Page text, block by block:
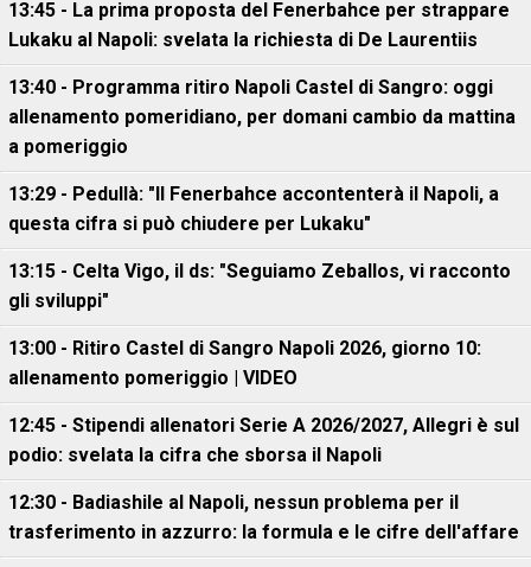
13:45 - La prima proposta del Fenerbahce per strappare
Lukaku al Napoli: svelata la richiesta di De Laurentiis
13:40 - Programma ritiro Napoli Castel di Sangro: oggi
allenamento pomeridiano, per domani cambio da mattina
a pomeriggio
13:29 - Pedullà: "Il Fenerbahce accontenterà il Napoli, a
questa cifra si può chiudere per Lukaku"
13:15 - Celta Vigo, il ds: "Seguiamo Zeballos, vi racconto
gli sviluppi"
13:00 - Ritiro Castel di Sangro Napoli 2026, giorno 10:
allenamento pomeriggio | VIDEO
12:45 - Stipendi allenatori Serie A 2026/2027, Allegri è sul
podio: svelata la cifra che sborsa il Napoli
12:30 - Badiashile al Napoli, nessun problema per il
trasferimento in azzurro: la formula e le cifre dell'affare